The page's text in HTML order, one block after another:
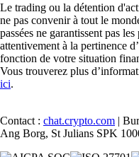
Le trading ou la détention
ne pas convenir à tout le
passées ne garantissent pas
attentivement à la pertinence
fonction de votre situation
Vous trouverez plus
ici.
Contact : chat.crypto.com |
Ang Borg, St Julians SPK